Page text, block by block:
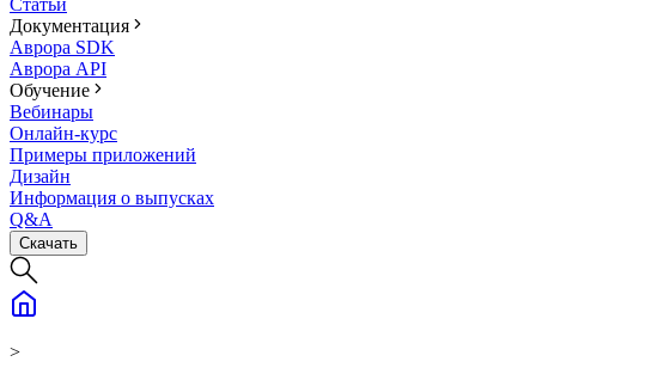
Статьи
Документация
Аврора SDK
Аврора API
Обучение
Вебинары
Онлайн-курс
Примеры приложений
Дизайн
Информация о выпусках
Q&A
Скачать
>